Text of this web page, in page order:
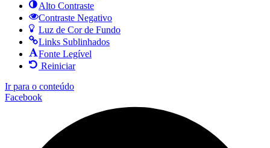
Alto Contraste
Contraste Negativo
Luz de Cor de Fundo
Links Sublinhados
Fonte Legível
Reiniciar
Ir para o conteúdo
Facebook